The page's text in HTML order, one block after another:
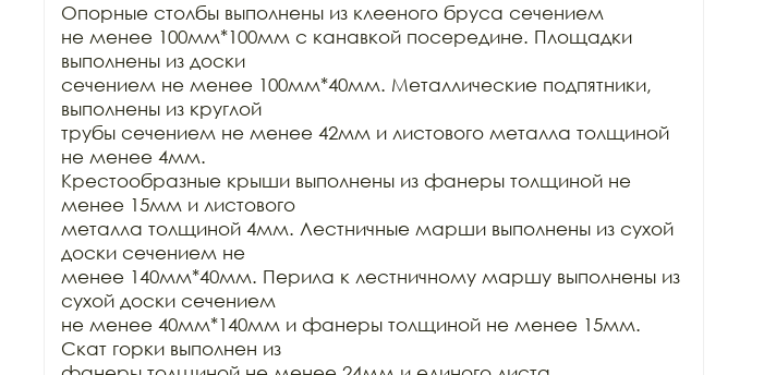
Опорные столбы выполнены из клееного бруса сечением
не менее 100мм*100мм с канавкой посередине. Площадки
выполнены из доски
сечением не менее 100мм*40мм. Металлические подпятники,
выполнены из круглой
трубы сечением не менее 42мм и листового металла толщиной
не менее 4мм.
Крестообразные крыши выполнены из фанеры толщиной не
менее 15мм и листового
металла толщиной 4мм. Лестничные марши выполнены из сухой
доски сечением не
менее 140мм*40мм. Перила к лестничному маршу выполнены из
сухой доски сечением
не менее 40мм*140мм и фанеры толщиной не менее 15мм.
Скат горки выполнен из